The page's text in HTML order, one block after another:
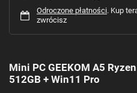
Odroczone płatności. Kup
zwrócisz
Mini PC GEEKOM A5
512GB + Win11 Pro